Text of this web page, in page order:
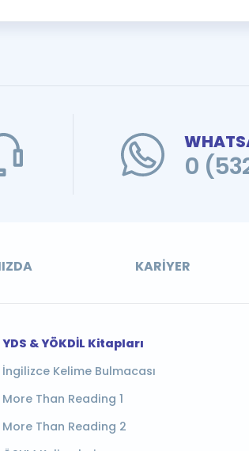
0
KARIYER
YDS & YÖKDİL Kitapları
İngilizce Kelime Bulmacası
More Than Reading 1
More Than Reading 2